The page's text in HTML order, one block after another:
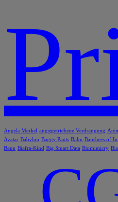
Angela Merkel angstgetriebene Verdrängung
Avatar Babylon Baggy Pants Bahn Banshees of
Benn Biafra-Kind Big Smart Data Biomimicry